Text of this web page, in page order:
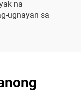
na
ugnayan sa